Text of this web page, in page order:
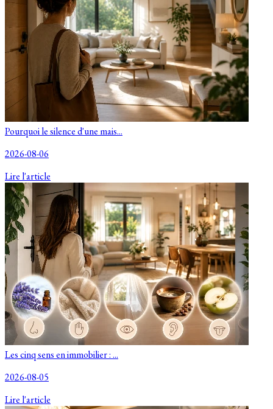
Pourquoi le silence d'une mais...
2026-08-06
Lire l'article
Les cinq sens en immobilier : ...
2026-08-05
Lire l'article